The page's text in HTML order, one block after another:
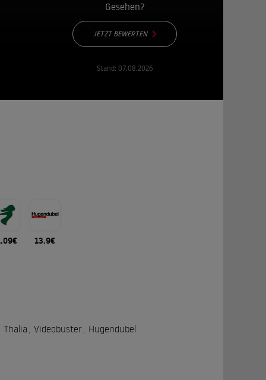
Gesehen?
JETZT BEWERTEN
Stand: 07.08.2026
13.9€
Thalia , Videobuster, Hugendubel .